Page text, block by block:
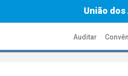
União
Auditar